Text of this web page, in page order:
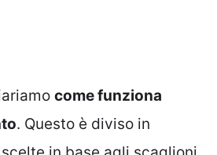
come funziona
. Questo è diviso in